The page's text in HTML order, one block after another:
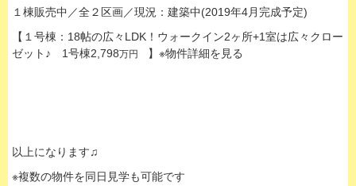
１棟販売中／全２区画／現況：建築中(2019年4月完成予定)
【１号棟：18帖の広々LDK！ウォークイン2ヶ所+1室は広々クロー
ゼット♪ 1号棟2,798万円 】※物件詳細を見る
以上になります♫
※複数の物件を同日見学も可能です